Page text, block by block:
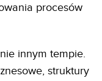
procesów
innym tempie.
struktury